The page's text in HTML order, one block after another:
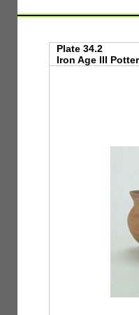
Plate 34.2
Iron Age III